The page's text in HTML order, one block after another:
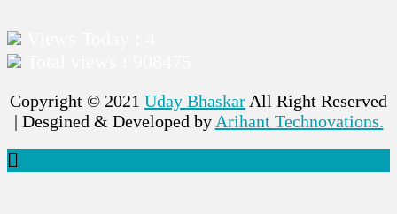
Copyright © 2021 Uday Bhaskar All Right Reserved
| Desgined & Developed by Arihant Technovations.